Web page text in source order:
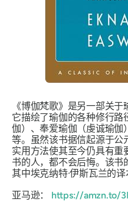
《博伽梵歌》是另一部关于
它描绘了瑜伽的各种修行路
伽）、奉爱瑜伽（虔诚瑜伽
等。虽然该书据信起源于
实用方法使其至今仍具有
书的人，都不会后悔。该书
其中埃克纳特·伊斯瓦兰的
亚马逊： https://amzn.to/